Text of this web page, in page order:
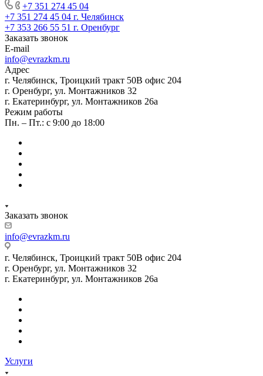
+7 351 274 45 04
+7 351 274 45 04 г. Челябинск
+7 353 266 55 51 г. Оренбург
Заказать звонок
E-mail
info@evrazkm.ru
Адрес
г. Челябинск, Троицкий тракт 50В офис 204
г. Оренбург, ул. Монтажников 32
г. Екатеринбург, ул. Монтажников 26а
Режим работы
Пн. – Пт.: с 9:00 до 18:00
Заказать звонок
info@evrazkm.ru
г. Челябинск, Троицкий тракт 50В офис 204
г. Оренбург, ул. Монтажников 32
г. Екатеринбург, ул. Монтажников 26а
Услуги